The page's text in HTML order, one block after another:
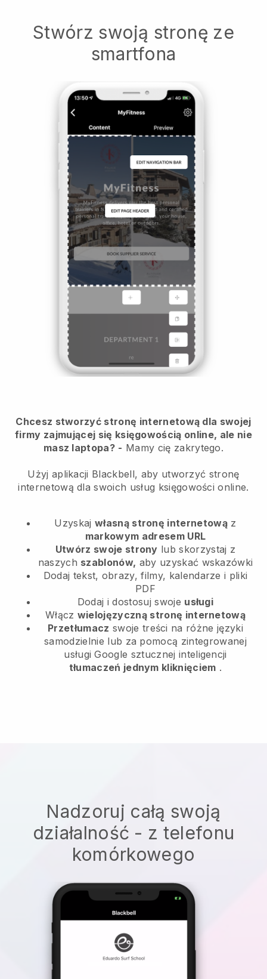
Stwórz swoją stronę ze
smartfona
Chcesz stworzyć stronę internetową dla swojej
firmy zajmującej się księgowością online, ale nie
masz laptopa? - Mamy cię zakrytego.
Użyj aplikacji Blackbell, aby utworzyć stronę
internetową dla swoich usług księgowości online.
Uzyskaj własną stronę internetowąz
markowym adresem URL
Utwórz swoje strony lub skorzystaj z
naszych szablonów, aby uzyskać wskazówki
Dodaj tekst, obrazy, filmy, kalendarze i pliki
PDF
Dodaj i dostosuj swoje usługi
Włącz wielojęzyczną stronę internetową
Przetłumacz swoje treści na różne języki
samodzielnie lub za pomocą zintegrowanej
usługi Google sztucznej inteligencji
tłumaczeń jednym kliknięciem .
Nadzoruj całą swoją
działalność - z telefonu
komórkowego